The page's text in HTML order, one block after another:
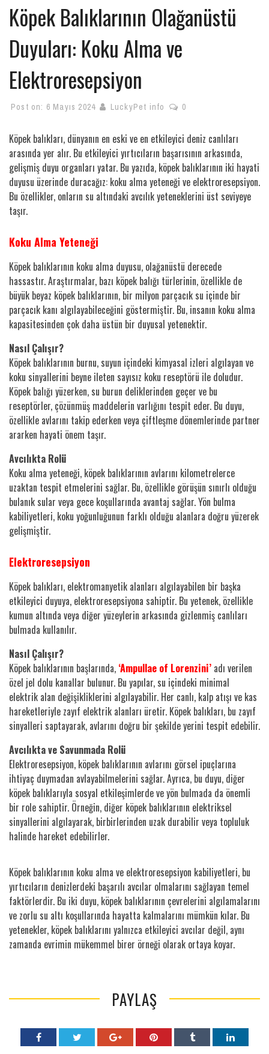
Köpek Balıklarının Olağanüstü
Duyuları: Koku Alma ve
Elektroresepsiyon
Post on: 6 Mayıs 2024 LuckyPet info 0
Köpek balıkları, dünyanın en eski ve en etkileyici deniz canlıları
arasında yer alır. Bu etkileyici yırtıcıların başarısının arkasında,
gelişmiş duyu organları yatar. Bu yazıda, köpek balıklarının iki hayati
duyusu üzerinde duracağız: koku alma yeteneği ve elektroresepsiyon.
Bu özellikler, onların su altındaki avcılık yeteneklerini üst seviyeye
taşır.
Koku Alma Yeteneği
Köpek balıklarının koku alma duyusu, olağanüstü derecede
hassastır. Araştırmalar, bazı köpek balığı türlerinin, özellikle de
büyük beyaz köpek balıklarının, bir milyon parçacık su içinde bir
parçacık kanı algılayabileceğini göstermiştir. Bu, insanın koku alma
kapasitesinden çok daha üstün bir duyusal yetenektir.
Nasıl Çalışır?
Köpek balıklarının burnu, suyun içindeki kimyasal izleri algılayan ve
koku sinyallerini beyne ileten sayısız koku reseptörü ile doludur.
Köpek balığı yüzerken, su burun deliklerinden geçer ve bu
reseptörler, çözünmüş maddelerin varlığını tespit eder. Bu duyu,
özellikle avlarını takip ederken veya çiftleşme dönemlerinde partner
ararken hayati önem taşır.
Avcılıkta Rolü
Koku alma yeteneği, köpek balıklarının avlarını kilometrelerce
uzaktan tespit etmelerini sağlar. Bu, özellikle görüşün sınırlı olduğu
bulanık sular veya gece koşullarında avantaj sağlar. Yön bulma
kabiliyetleri, koku yoğunluğunun farklı olduğu alanlara doğru yüzerek
gelişmiştir.
Elektroresepsiyon
Köpek balıkları, elektromanyetik alanları algılayabilen bir başka
etkileyici duyuya, elektroresepsiyona sahiptir. Bu yetenek, özellikle
kumun altında veya diğer yüzeylerin arkasında gizlenmiş canlıları
bulmada kullanılır.
Nasıl Çalışır?
Köpek balıklarının başlarında, ‘Ampullae of Lorenzini’ adı verilen
özel jel dolu kanallar bulunur. Bu yapılar, su içindeki minimal
elektrik alan değişikliklerini algılayabilir. Her canlı, kalp atışı ve kas
hareketleriyle zayıf elektrik alanları üretir. Köpek balıkları, bu zayıf
sinyalleri saptayarak, avlarını doğru bir şekilde yerini tespit edebilir.
Avcılıkta ve Savunmada Rolü
Elektroresepsiyon, köpek balıklarının avlarını görsel ipuçlarına
ihtiyaç duymadan avlayabilmelerini sağlar. Ayrıca, bu duyu, diğer
köpek balıklarıyla sosyal etkileşimlerde ve yön bulmada da önemli
bir role sahiptir. Örneğin, diğer köpek balıklarının elektriksel
sinyallerini algılayarak, birbirlerinden uzak durabilir veya topluluk
halinde hareket edebilirler.
Köpek balıklarının koku alma ve elektroresepsiyon kabiliyetleri, bu
yırtıcıların denizlerdeki başarılı avcılar olmalarını sağlayan temel
faktörlerdir. Bu iki duyu, köpek balıklarının çevrelerini algılamalarını
ve zorlu su altı koşullarında hayatta kalmalarını mümkün kılar. Bu
yetenekler, köpek balıklarını yalnızca etkileyici avcılar değil, aynı
zamanda evrimin mükemmel birer örneği olarak ortaya koyar.
PAYLAŞ